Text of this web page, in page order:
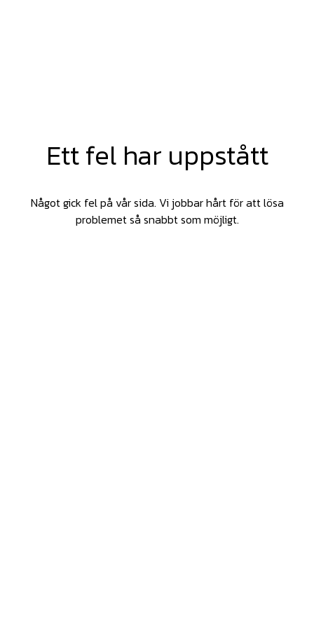
Ett fel har uppstått
Något gick fel på vår sida. Vi jobbar hårt för att lösa
problemet så snabbt som möjligt.